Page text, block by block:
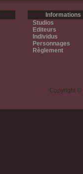
Informations
Studios
Editeurs
Individus
Personnages
Règlement
Copyright ©